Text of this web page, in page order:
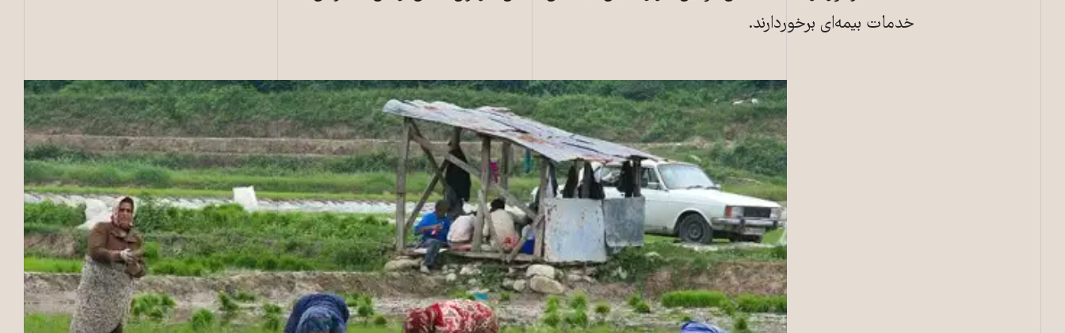
خدمات بیمه‌ای برخوردارند.